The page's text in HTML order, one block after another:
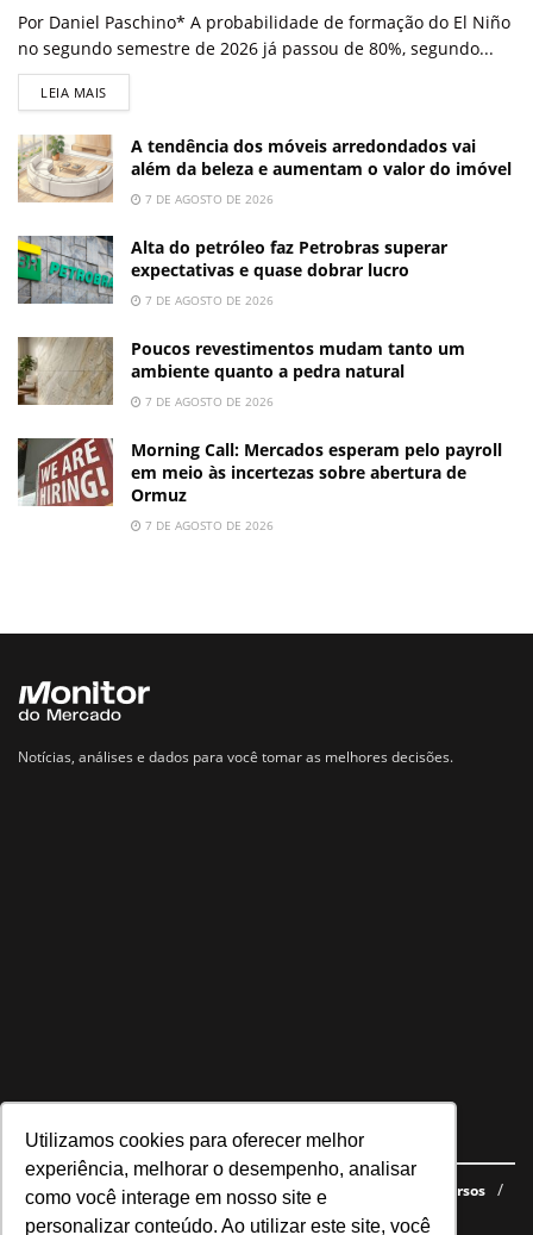
Utilizamos cookies para oferecer melhor
experiência, melhorar o desempenho, analisar
como você interage em nosso site e
personalizar conteúdo. Ao utilizar este site, você
Por Daniel Paschino* A probabilidade de formação do El Niño
no segundo semestre de 2026 já passou de 80%, segundo...
LEIA MAIS
A tendência dos móveis arredondados vai
além da beleza e aumentam o valor do imóvel
7 DE AGOSTO DE 2026
Alta do petróleo faz Petrobras superar
expectativas e quase dobrar lucro
7 DE AGOSTO DE 2026
Poucos revestimentos mudam tanto um
ambiente quanto a pedra natural
7 DE AGOSTO DE 2026
Morning Call: Mercados esperam pelo payroll
em meio às incertezas sobre abertura de
Ormuz
7 DE AGOSTO DE 2026
Notícias, análises e dados para você tomar as melhores decisões.
Navegue no site
Últimas notícias Quem somos E-books gratuitos
Cursos
Política de privacidade